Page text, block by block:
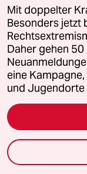
1 Krise
AfD-
2
3 Nein
Mit doppelter
Besonders jetzt
Daher gehen
eine
und Jugendorte